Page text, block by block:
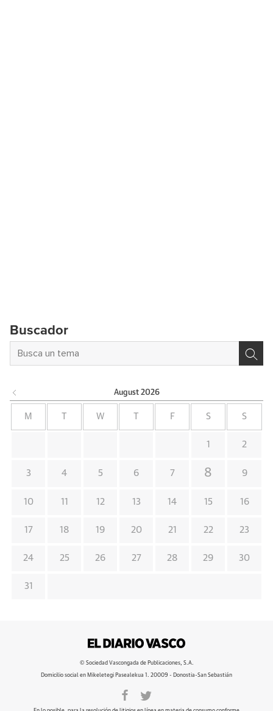
Buscador
August 2026
M W F S S
1 2
3 4 5 6 7 8 9
10 11 12 13 14 15 16
17 18 19 20 21 22 23
24 25 26 27 28 29 30
31
© Sociedad Vascongada de Publicaciones, S.A.
Domicilio social en Mikeletegi Pasealekua 1. 20009 - Donostia-San Sebastián